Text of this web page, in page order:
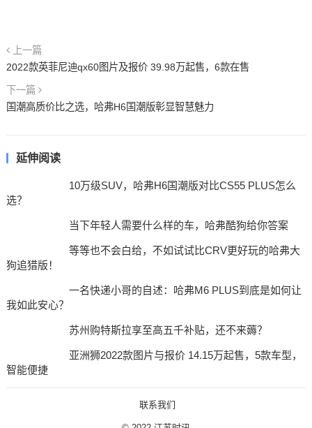
上一篇
2022款英菲尼迪qx60图片及报价 39.98万起售，6款在售
下一篇
国潮高质价比之选，哈弗H6国潮版彰显智慧魅力
延伸阅读
10万级SUV，哈弗H6国潮版对比CS55 PLUS怎么
选？
当下年轻人需要什么样的车，哈弗酷狗给你答案
等等也不会白给，不如试试比CRV更好玩的哈弗大
狗追猎版！
一名快递小哥的自述：哈弗M6 PLUS到底是如何让
我如此安心？
苏州购特斯拉享至高五千补贴，还不来薅？
亚洲狮2022款图片与报价 14.15万起售，5款车型，
智能便捷
联系我们